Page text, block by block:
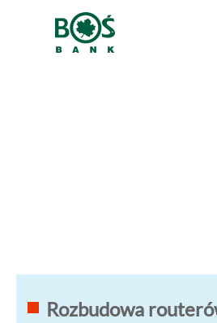
Rozbudowa